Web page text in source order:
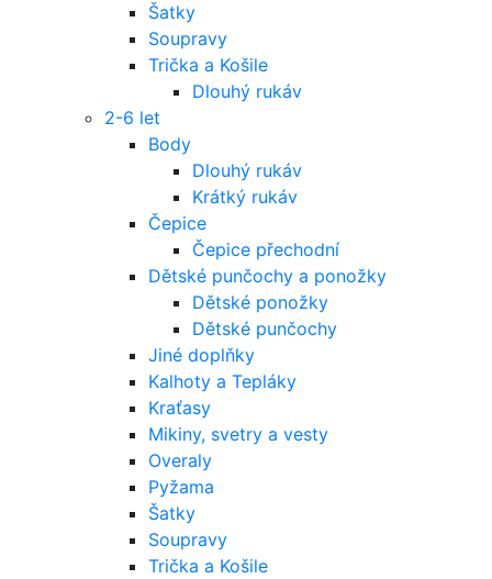
Šatky
Soupravy
Trička a Košile
Dlouhý rukáv
2-6 let
Body
Dlouhý rukáv
Krátký rukáv
Čepice
Čepice přechodní
Dětské punčochy a ponožky
Dětské ponožky
Dětské punčochy
Jiné doplňky
Kalhoty a Tepláky
Kraťasy
Mikiny, svetry a vesty
Overaly
Pyžama
Šatky
Soupravy
Trička a Košile